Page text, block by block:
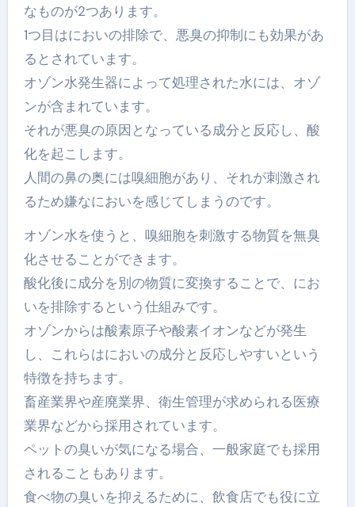
なものが2つあります。
1つ目はにおいの排除で、悪臭の抑制にも効果があ
るとされています。
オゾン水発生器によって処理された水には、オゾ
ンが含まれています。
それが悪臭の原因となっている成分と反応し、酸
化を起こします。
人間の鼻の奥には嗅細胞があり、それが刺激され
るため嫌なにおいを感じてしまうのです。
オゾン水を使うと、嗅細胞を刺激する物質を無臭
化させることができます。
酸化後に成分を別の物質に変換することで、にお
いを排除するという仕組みです。
オゾンからは酸素原子や酸素イオンなどが発生
し、これらはにおいの成分と反応しやすいという
特徴を持ちます。
畜産業界や産廃業界、衛生管理が求められる医療
業界などから採用されています。
ペットの臭いが気になる場合、一般家庭でも採用
されることもあります。
食べ物の臭いを抑えるために、飲食店でも役に立